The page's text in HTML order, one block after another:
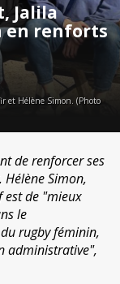
Jalila
en renforts
et Hélène Simon. (Photo
de renforcer ses
Simon,
est de "mieux
le
rugby féminin,
administrative",